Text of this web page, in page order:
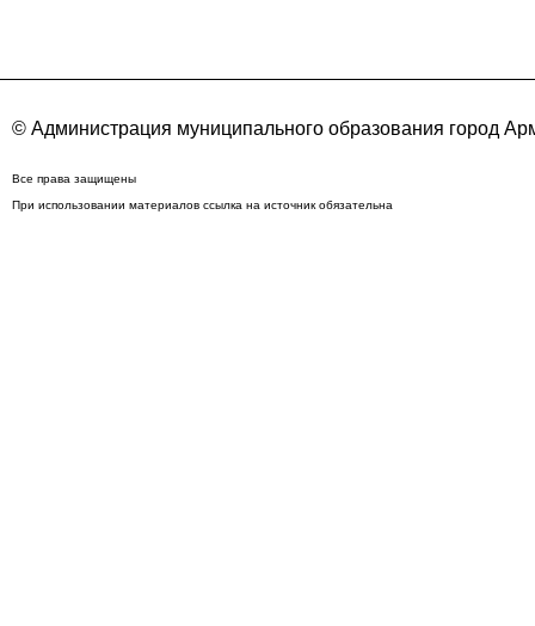
© Администрация муниципального образования город
Все права защищены
При использовании материалов ссылка на источник обязательна